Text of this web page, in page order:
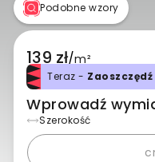
Podobne wzory
139 zł/m²
Teraz - Zaoszczędź
Wprowadź
Szerokość